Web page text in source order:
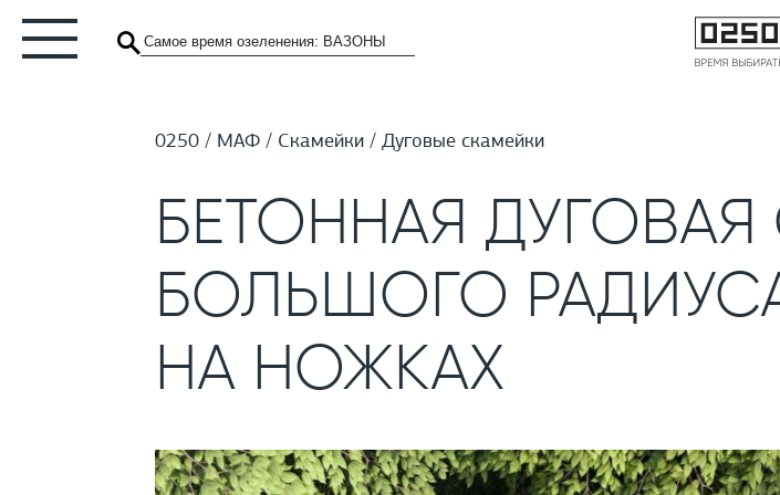
0250 МАФ Скамейки Дуговые скамейки
БЕТОННАЯ
БОЛЬШОГО
НА НОЖКАХ